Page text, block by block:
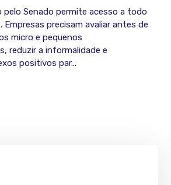
pelo Senado permite acesso a todo
Empresas precisam avaliar antes de
micro e pequenos
reduzir a informalidade e
positivos par...